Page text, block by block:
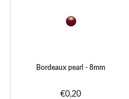
Bordeaux pearl - 8mm
€0,20